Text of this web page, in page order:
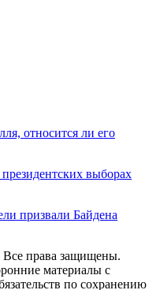
относится ли его
выборах
призвали Байдена
права защищены.
материалы с
по сохранению